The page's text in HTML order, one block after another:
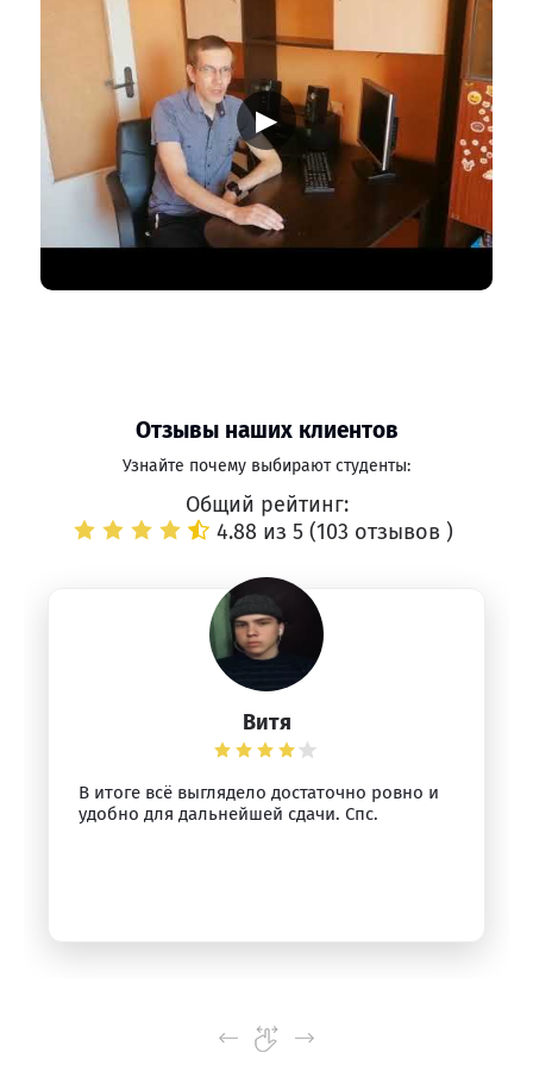
▶
Отзывы наших клиентов
Узнайте почему выбирают студенты:
Общий рейтинг:
4.88 из 5 (103 отзывов )
Витя
В итоге всё выглядело достаточно ровно и
удобно для дальнейшей сдачи. Спс.